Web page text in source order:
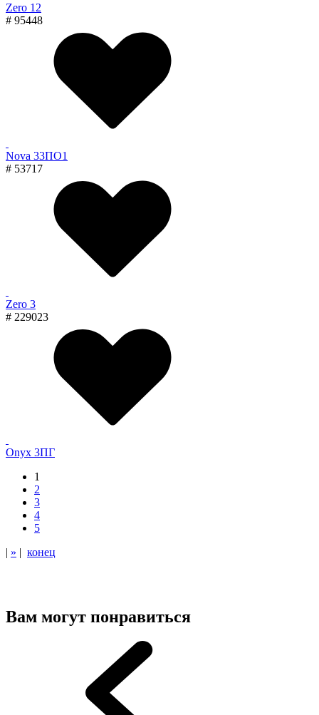
Zero 12
# 95448
Nova 33ПО1
# 53717
Zero 3
# 229023
Onyx 3ПГ
1
2
3
4
5
| » | конец
Вам могут понравиться